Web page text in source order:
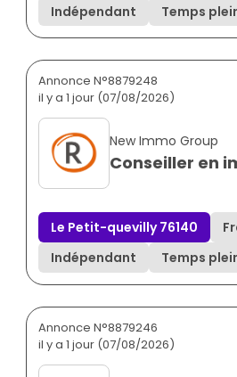
Indépendant
Temps
Annonce N°8879248
il y a 1 jour (07/08/2026)
New Immo Group
Conseiller en
Le Petit-quevilly 76140
Indépendant
Temps
Annonce N°8879246
il y a 1 jour (07/08/2026)